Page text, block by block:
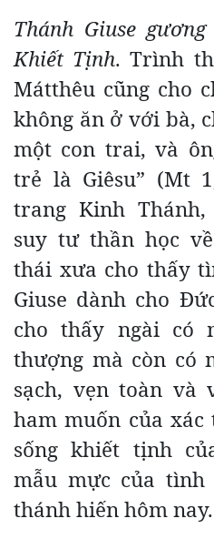
Thánh Giuse
Khiết Tịnh. Trình
Mátthêu cũng cho
không ăn ở với bà,
một con trai, và
trẻ là Giêsu” (Mt
trang Kinh
suy tư thần học
thái xưa cho thấy
Giuse dành cho
cho thấy ngài có
thượng mà còn có
sạch, vẹn toàn
ham muốn của
sống khiết tịnh
mẫu mực của tình
thánh hiến hôm nay.